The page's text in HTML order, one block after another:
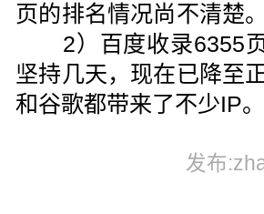
页的排名情况尚不清楚
2）百度收录6355
坚持几天，现在已降至
和谷歌都带来了不少IP
发布